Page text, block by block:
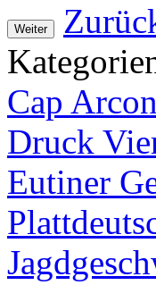
Weiter
Cap
Druck
Eutiner